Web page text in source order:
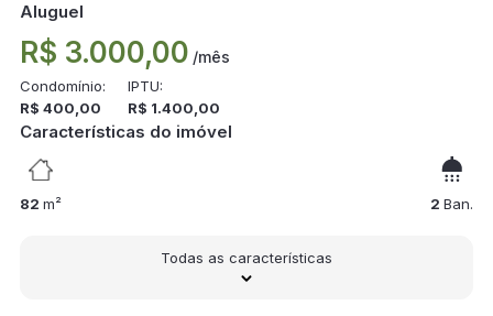
Aluguel
R$ 3.000,00 /mês
Condomínio:
R$ 400,00
IPTU:
R$ 1.400,00
Características do imóvel
82 m² 2Ban.
Todas as características